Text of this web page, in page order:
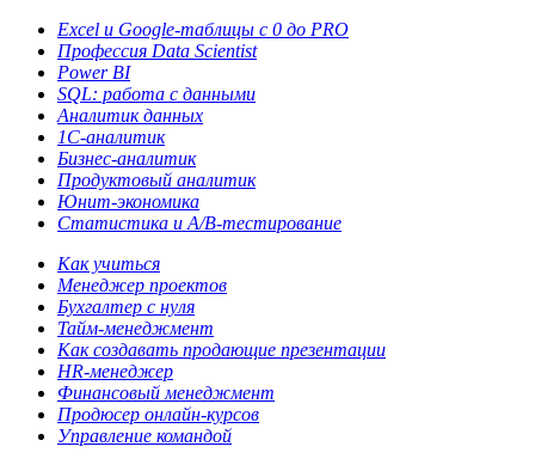
Excel и Google-таблицы с 0 до PRO
Профессия Data Scientist
Power BI
SQL: работа с данными
Аналитик данных
1С-аналитик
Бизнес-аналитик
Продуктовый аналитик
Юнит-экономика
Статистика и A/B-тестирование
Как учиться
Менеджер проектов
Бухгалтер с нуля
Тайм-менеджмент
Как создавать продающие презентации
HR-менеджер
Финансовый менеджмент
Продюсер онлайн-курсов
Управление командой